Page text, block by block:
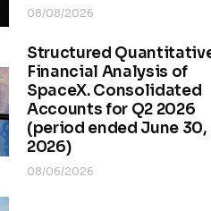
08/08/2026
Structured
Financial Analysis of
SpaceX. Consolidated
Accounts for Q2 2026
(period ended June 30,
2026)
08/06/2026